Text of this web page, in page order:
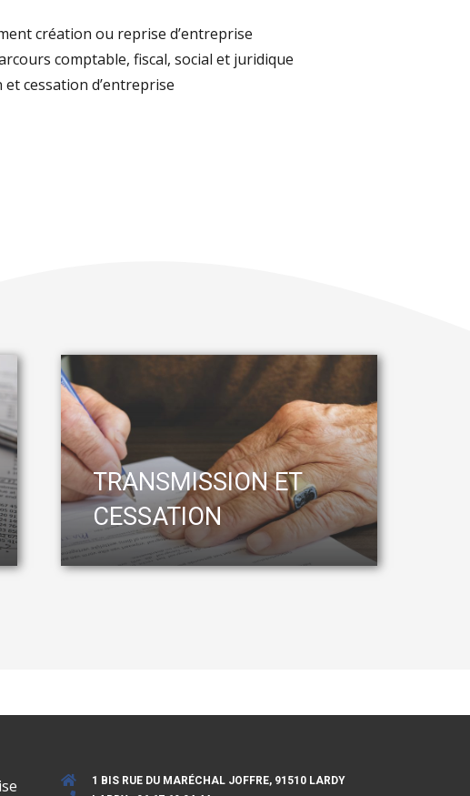
création ou reprise d’entreprise
comptable, fiscal, social et juridique
cessation d’entreprise
TRANSMISSION ET
CESSATION
1 BIS RUE DU MARÉCHAL JOFFRE, 91510 LARDY